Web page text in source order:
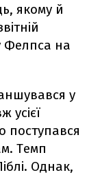
якому й
Фелпса на
у
усієї
поступався
Темп
Однак,